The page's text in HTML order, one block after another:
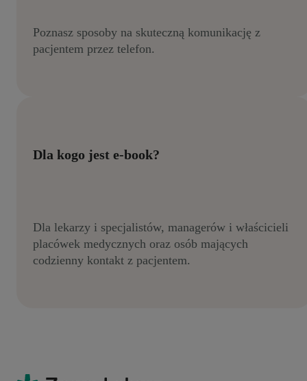
Poznasz sposoby na skuteczną komunikację z
pacjentem przez telefon.
Dla kogo jest e-book?
Dla lekarzy i specjalistów, managerów i właścicieli
placówek medycznych oraz osób mających
codzienny kontakt z pacjentem.